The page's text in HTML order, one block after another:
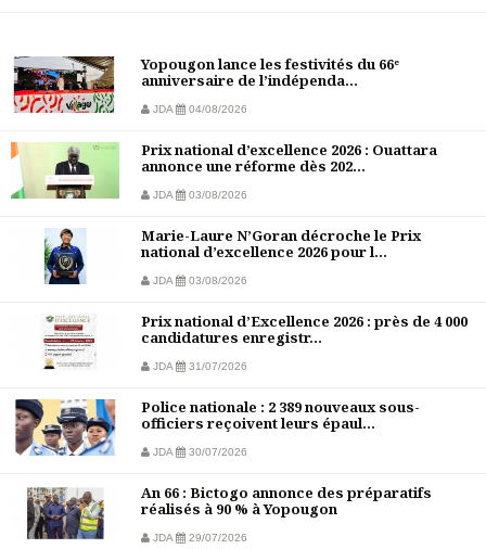
Yopougon lance les festivités du 66ᵉ
anniversaire de l’indépenda...
JDA 04/08/2026
Prix national d’excellence 2026 : Ouattara
annonce une réforme dès 202...
JDA 03/08/2026
Marie-Laure N’Goran décroche le Prix
national d’excellence 2026 pour l...
JDA 03/08/2026
Prix national d’Excellence 2026 : près de 4 000
candidatures enregistr...
JDA 31/07/2026
Police nationale : 2 389 nouveaux sous-
officiers reçoivent leurs épaul...
JDA 30/07/2026
An 66 : Bictogo annonce des préparatifs
réalisés à 90 % à Yopougon
JDA 29/07/2026